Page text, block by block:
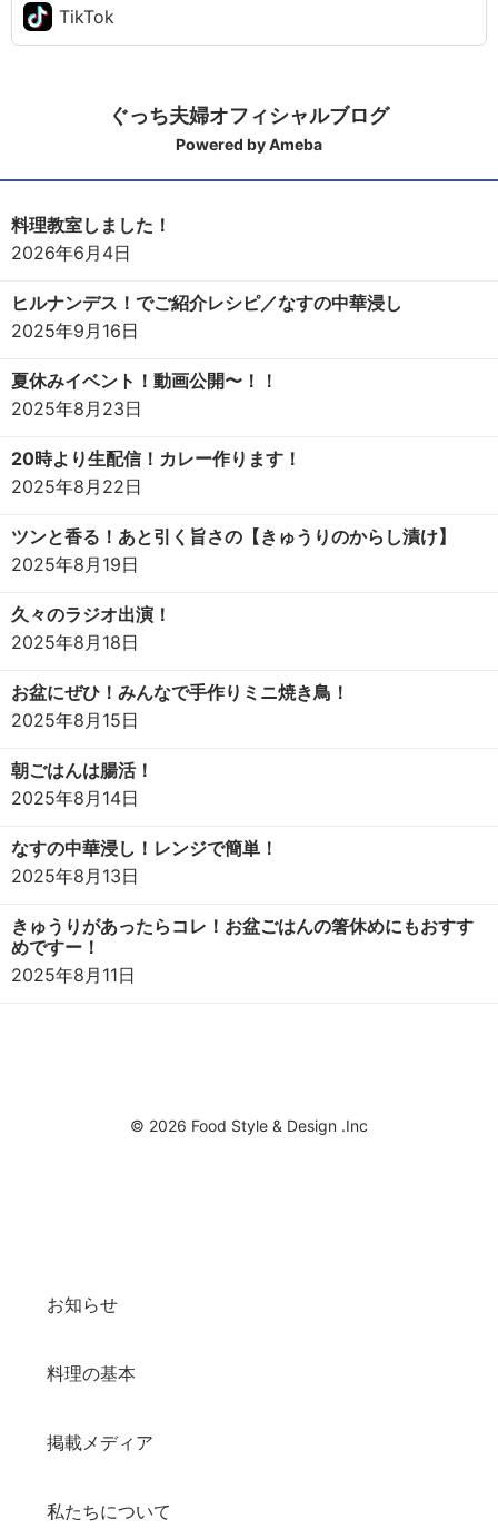
TikTok
ぐっち夫婦オフィシャルブログ
Powered by Ameba
料理教室しました！
2026年6月4日
ヒルナンデス！でご紹介レシピ／なすの中華浸し
2025年9月16日
夏休みイベント！動画公開〜！！
2025年8月23日
20時より生配信！カレー作ります！
2025年8月22日
ツンと香る！あと引く旨さの【きゅうりのからし漬け】
2025年8月19日
久々のラジオ出演！
2025年8月18日
お盆にぜひ！みんなで手作りミニ焼き鳥！
2025年8月15日
朝ごはんは腸活！
2025年8月14日
なすの中華浸し！レンジで簡単！
2025年8月13日
きゅうりがあったらコレ！お盆ごはんの箸休めにもおすす
めですー！
2025年8月11日
© 2026 Food Style & Design .Inc
お知らせ
料理の基本
掲載メディア
私たちについて